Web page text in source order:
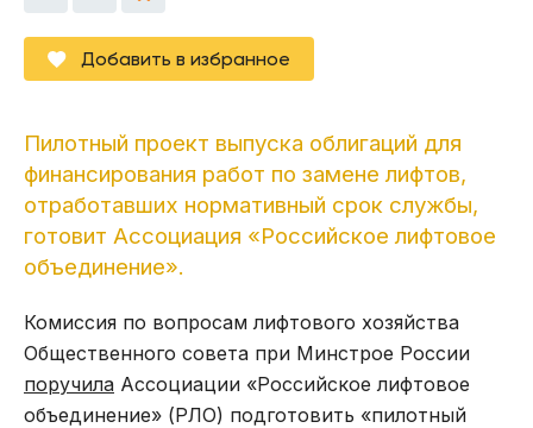
Добавить в избранное
Пилотный проект выпуска облигаций для
финансирования работ по замене лифтов,
отработавших нормативный срок службы,
готовит Ассоциация «Российское лифтовое
объединение».
Комиссия по вопросам лифтового хозяйства
Общественного совета при Минстрое России
поручила Ассоциации «Российское лифтовое
объединение» (РЛО) подготовить «пилотный